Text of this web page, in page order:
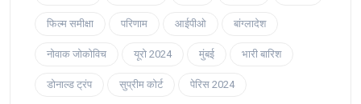
फिल्म समीक्षा परिणाम आईपीओ बांग्लादेश
नोवाक जोकोविच यूरो 2024 मुंबई भारी बारिश
डोनाल्ड ट्रंप सुप्रीम कोर्ट पेरिस 2024